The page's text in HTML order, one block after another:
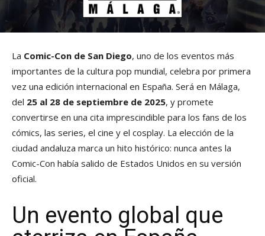
La Comic-Con de San Diego, uno de los eventos más
importantes de la cultura pop mundial, celebra por primera
vez una edición internacional en España. Será en Málaga,
del 25 al 28 de septiembre de 2025, y promete
convertirse en una cita imprescindible para los fans de los
cómics, las series, el cine y el cosplay. La elección de la
ciudad andaluza marca un hito histórico: nunca antes la
Comic-Con había salido de Estados Unidos en su versión
oficial.
Un evento global que